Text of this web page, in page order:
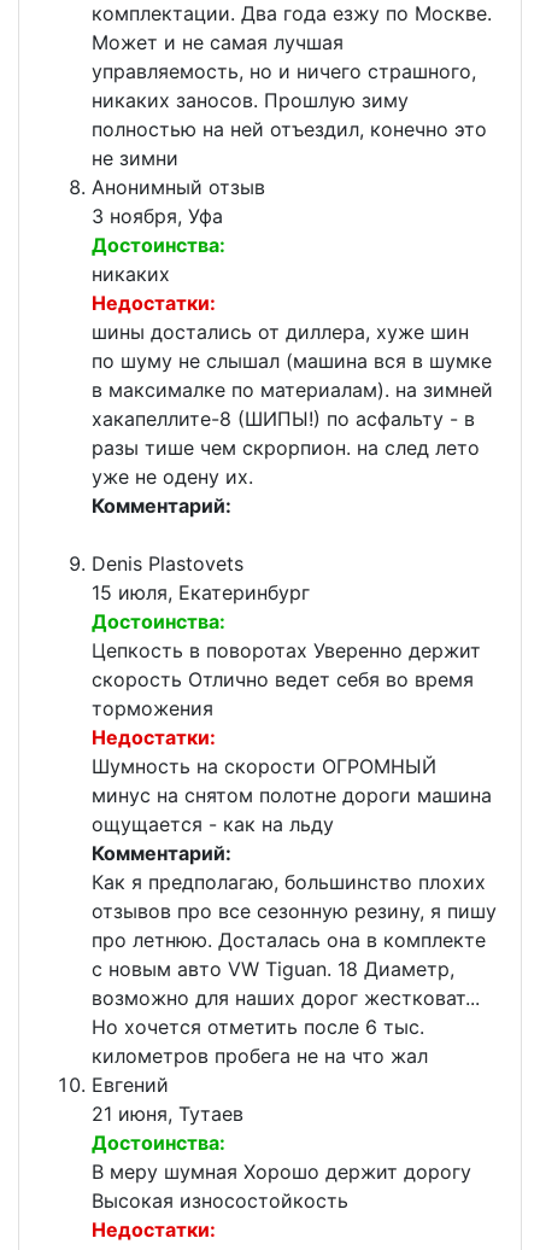
комплектации. Два года езжу по Москве.
Может и не самая лучшая
управляемость, но и ничего страшного,
никаких заносов. Прошлую зиму
полностью на ней отъездил, конечно это
не зимни
Анонимный отзыв
3 ноября, Уфа
Достоинства:
никаких
Недостатки:
шины достались от диллера, хуже шин
по шуму не слышал (машина вся в шумке
в максималке по материалам). на зимней
хакапеллите-8 (ШИПЫ!) по асфальту - в
разы тише чем скрорпион. на след лето
уже не одену их.
Комментарий:
Denis Plastovets
15 июля, Екатеринбург
Достоинства:
Цепкость в поворотах Уверенно держит
скорость Отлично ведет себя во время
торможения
Недостатки:
Шумность на скорости ОГРОМНЫЙ
минус на снятом полотне дороги машина
ощущается - как на льду
Комментарий:
Как я предполагаю, большинство плохих
отзывов про все сезонную резину, я пишу
про летнюю. Досталась она в комплекте
с новым авто VW Tiguan. 18 Диаметр,
возможно для наших дорог жестковат...
Но хочется отметить после 6 тыс.
километров пробега не на что жал
Евгений
21 июня, Тутаев
Достоинства:
В меру шумная Хорошо держит дорогу
Высокая износостойкость
Недостатки: